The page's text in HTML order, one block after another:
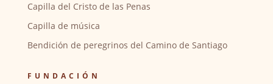
Capilla del Cristo de las Penas
Capilla de música
Bendición de peregrinos del Camino de Santiago
FUNDACIÓN